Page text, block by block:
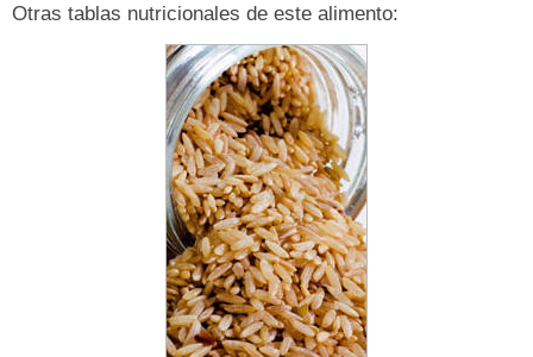
Otras tablas nutricionales de este alimento: